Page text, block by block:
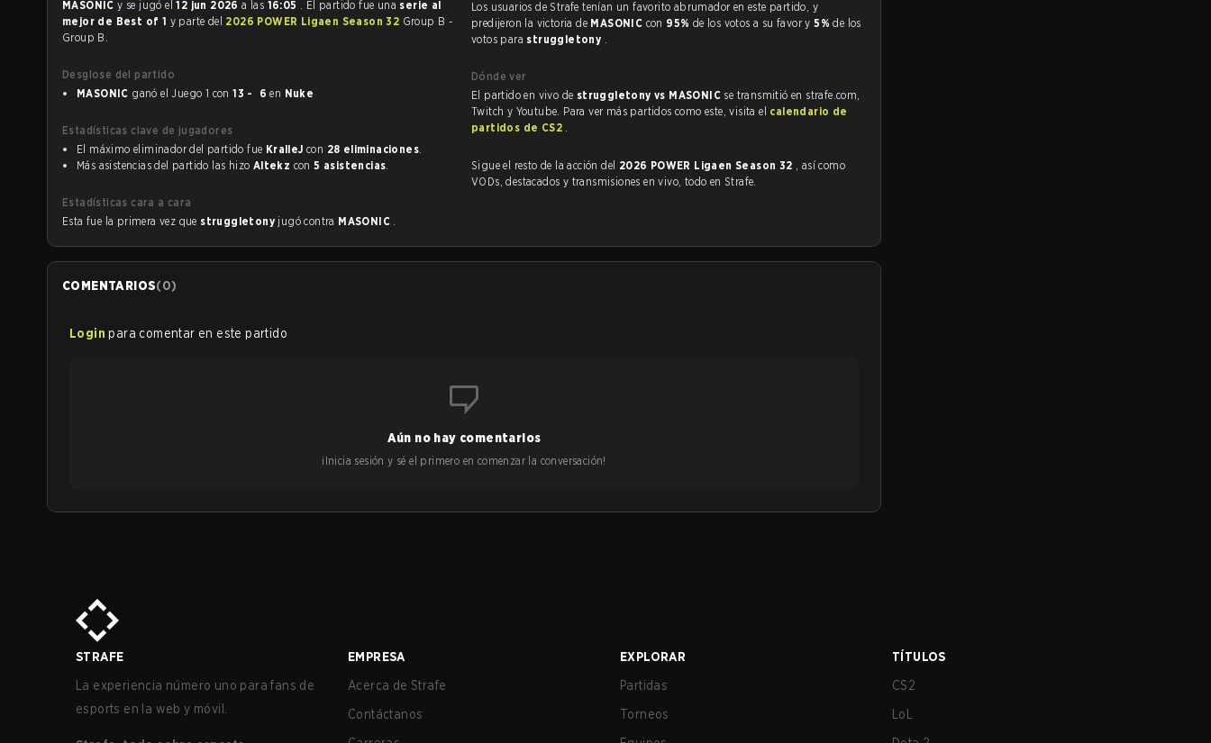
MASONICy se jugó el12 jun 2026a las 16:05 . El partido fue una serie al
mejor de Best of 1 y parte del 2026 POWER Ligaen Season 32 Group B -
Group B.
Desglose del partido
MASONIC
ganó el Juego 1 con 13 - 6 en Nuke
Estadísticas clave de jugadores
El máximo eliminador del partido fue KralleJ con 28 eliminaciones.
Más asistencias del partido las hizo Altekz con5 asistencias.
Estadísticas cara a cara
Esta fue la primera vez que struggletony jugó contra MASONIC .
Los usuarios de Strafe tenían un favorito abrumador en este partido, y
predijeron la victoria de MASONIC con 95% de los votos a su favor y5%de los
votos para struggletony .
Dónde ver
El partido en vivo de struggletony vs MASONIC se transmitió en strafe.com,
Twitch y Youtube. Para ver más partidos como este, visita el calendario de
partidos de CS2 .
Sigue el resto de la acción del 2026 POWER Ligaen Season 32 , así como
VODs, destacados y transmisiones en vivo, todo en Strafe.
COMENTARIOS(0)
Login para comentar en este partido
Aún no hay comentarios
¡Inicia sesión y sé el primero en comenzar la conversación!
STRAFE
La experiencia número uno para fans de
esports en la web y móvil.
EMPRESA
Acerca de Strafe
Contáctanos
EXPLORAR
Partidas
Torneos
TÍTULOS
CS2
LoL